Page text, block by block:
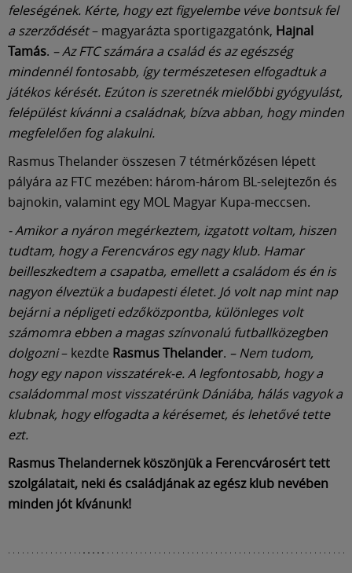
feleségének. Kérte, hogy ezt figyelembe véve bontsuk fel
a szerződését– magyarázta sportigazgatónk, Hajnal
Tamás. – Az FTC számára a család és az egészség
mindennél fontosabb, így természetesen elfogadtuk a
játékos kérését. Ezúton is szeretnék mielőbbi gyógyulást,
felépülést kívánni a családnak, bízva abban, hogy minden
megfelelően fog alakulni.
Rasmus Thelander összesen 7 tétmérkőzésen lépett
pályára az FTC mezében: három-három BL-selejtezőn és
bajnokin, valamint egy MOL Magyar Kupa-meccsen.
- Amikor a nyáron megérkeztem, izgatott voltam, hiszen
tudtam, hogy a Ferencváros egy nagy klub. Hamar
beilleszkedtem a csapatba, emellett a családom és én is
nagyon élveztük a budapesti életet. Jó volt nap mint nap
bejárni a népligeti edzőközpontba, különleges volt
számomra ebben a magas színvonalú futballközegben
dolgozni– kezdte Rasmus Thelander. – Nem tudom,
hogy egy napon visszatérek-e. A legfontosabb, hogy a
családommal most visszatérünk Dániába, hálás vagyok a
klubnak, hogy elfogadta a kérésemet, és lehetővé tette
ezt.
Rasmus Thelandernek köszönjük a Ferencvárosért tett
szolgálatait, neki és családjának az egész klub nevében
minden jót kívánunk!